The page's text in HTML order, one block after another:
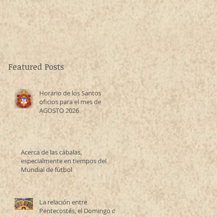
Featured Posts
Horario de los Santos
oficios para el mes de
AGOSTO 2026
Acerca de las cábalas,
especialmente en tiempos del
Mundial de fútbol
La relación entre
Pentecostés, el Domingo de